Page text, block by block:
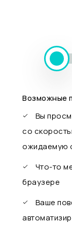
Возможные
Вы
со
ожидаемую
Что-то
браузере
Ваше